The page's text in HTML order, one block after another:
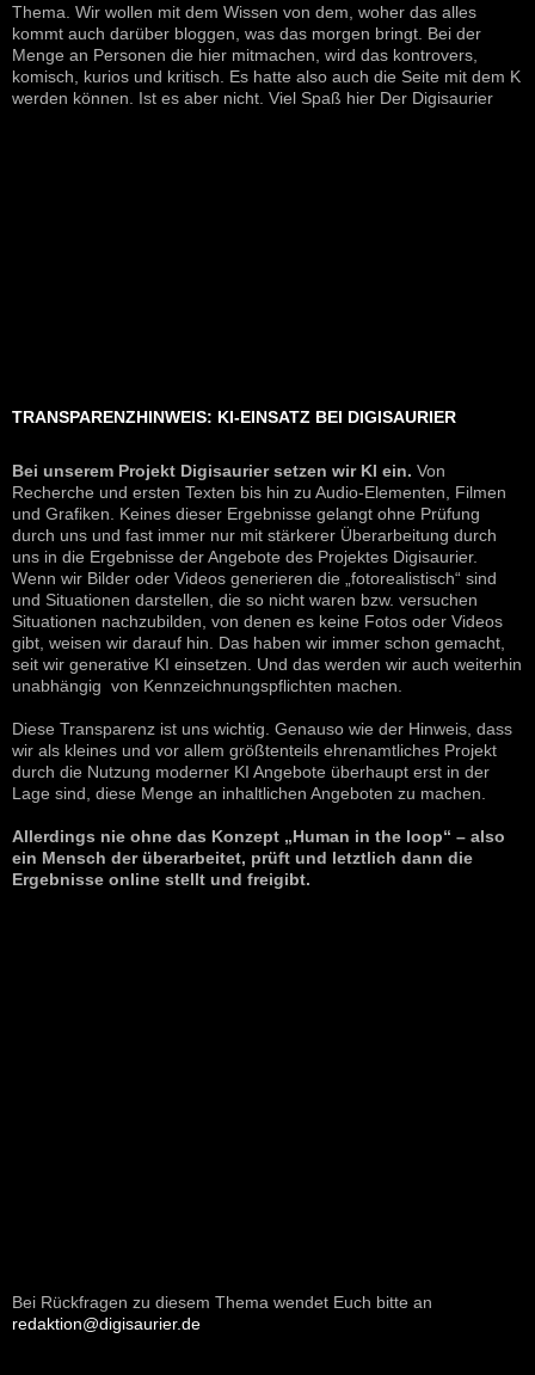
Thema. Wir wollen mit dem Wissen von dem, woher das alles
kommt auch darüber bloggen, was das morgen bringt. Bei der
Menge an Personen die hier mitmachen, wird das kontrovers,
komisch, kurios und kritisch. Es hatte also auch die Seite mit dem K
werden können. Ist es aber nicht. Viel Spaß hier Der Digisaurier
TRANSPARENZHINWEIS: KI-EINSATZ BEI DIGISAURIER
Bei unserem Projekt Digisaurier setzen wir KI ein. Von
Recherche und ersten Texten bis hin zu Audio-Elementen, Filmen
und Grafiken. Keines dieser Ergebnisse gelangt ohne Prüfung
durch uns und fast immer nur mit stärkerer Überarbeitung durch
uns in die Ergebnisse der Angebote des Projektes Digisaurier.
Wenn wir Bilder oder Videos generieren die „fotorealistisch“ sind
und Situationen darstellen, die so nicht waren bzw. versuchen
Situationen nachzubilden, von denen es keine Fotos oder Videos
gibt, weisen wir darauf hin. Das haben wir immer schon gemacht,
seit wir generative KI einsetzen. Und das werden wir auch weiterhin
unabhängig von Kennzeichnungspflichten machen.
Diese Transparenz ist uns wichtig. Genauso wie der Hinweis, dass
wir als kleines und vor allem größtenteils ehrenamtliches Projekt
durch die Nutzung moderner KI Angebote überhaupt erst in der
Lage sind, diese Menge an inhaltlichen Angeboten zu machen.
Allerdings nie ohne das Konzept „Human in the loop“ – also
ein Mensch der überarbeitet, prüft und letztlich dann die
Ergebnisse online stellt und freigibt.
Bei Rückfragen zu diesem Thema wendet Euch bitte an
redaktion@digisaurier.de